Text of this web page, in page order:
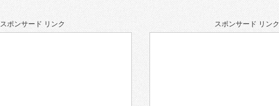
スポンサード リンク スポンサード リンク